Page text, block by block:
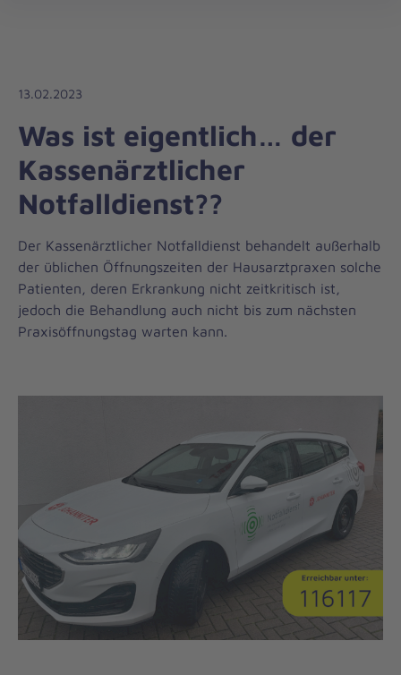
Leben
13.02.2023
Was ist eigentlich… der
Kassenärztlicher
Notfalldienst??
Der Kassenärztlicher Notfalldienst behandelt außerhalb
der üblichen Öffnungszeiten der Hausarztpraxen solche
Patienten, deren Erkrankung nicht zeitkritisch ist,
jedoch die Behandlung auch nicht bis zum nächsten
Praxisöffnungstag warten kann.